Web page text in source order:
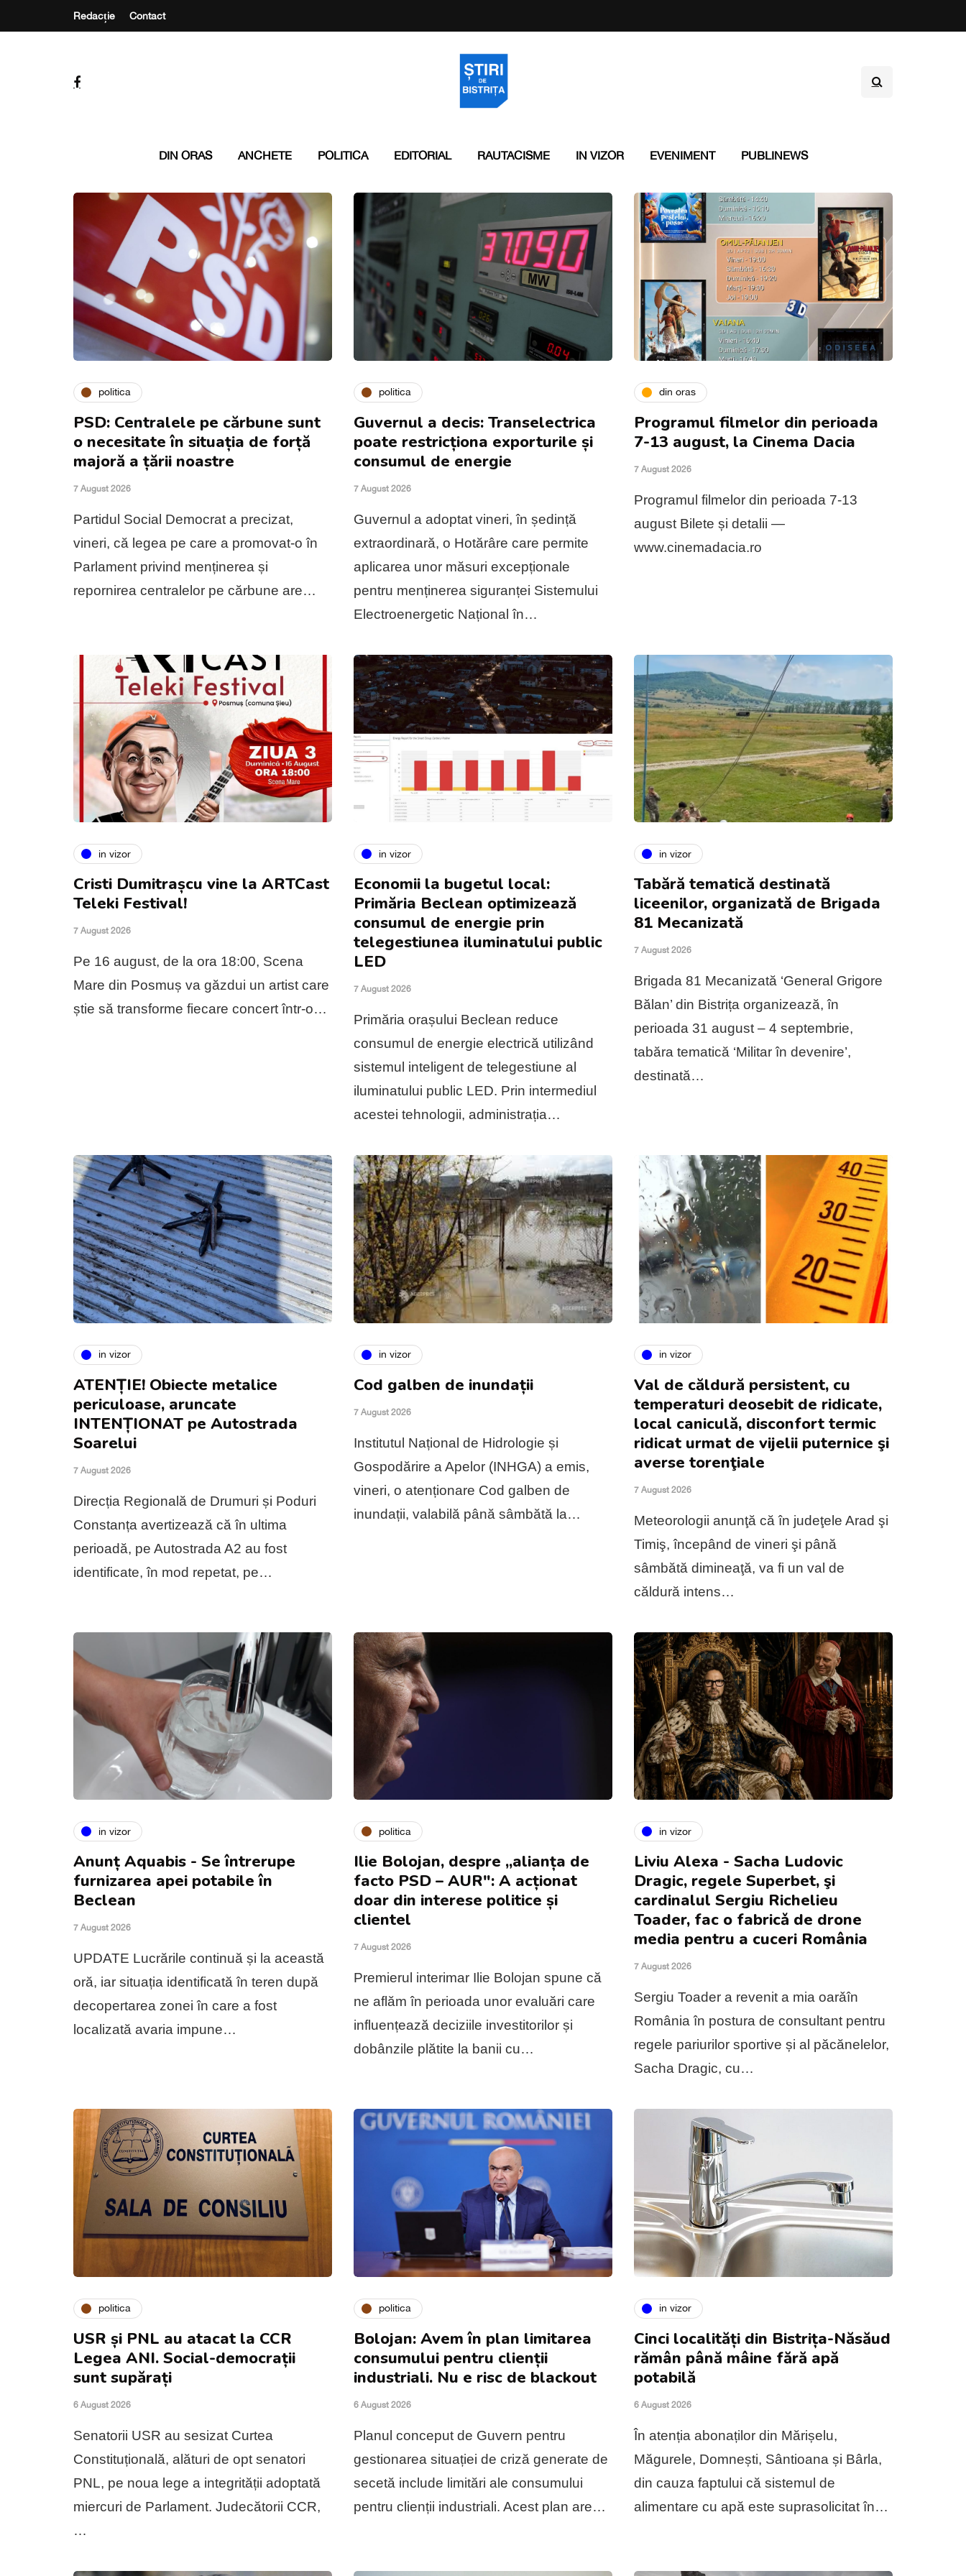
Redacție Contact
DIN ORAS ANCHETE POLITICA EDITORIAL RAUTACISME IN VIZOR EVENIMENT PUBLINEWS
politica
PSD: Centralele pe cărbune sunt
o necesitate în situația de forță
majoră a țării noastre
7 August 2026
Partidul Social Democrat a precizat,
vineri, că legea pe care a promovat-o în
Parlament privind menținerea și
repornirea centralelor pe cărbune are…
politica
Guvernul a decis: Transelectrica
poate restricționa exporturile și
consumul de energie
7 August 2026
Guvernul a adoptat vineri, în ședință
extraordinară, o Hotărâre care permite
aplicarea unor măsuri excepționale
pentru menținerea siguranței Sistemului
Electroenergetic Național în…
din oras
Programul filmelor din perioada
7-13 august, la Cinema Dacia
7 August 2026
Programul filmelor din perioada 7-13
august Bilete și detalii —
www.cinemadacia.ro
in vizor
Cristi Dumitrașcu vine la ARTCast
Teleki Festival!
7 August 2026
Pe 16 august, de la ora 18:00, Scena
Mare din Posmuș va găzdui un artist care
știe să transforme fiecare concert într-o…
in vizor
Economii la bugetul local:
Primăria Beclean optimizează
consumul de energie prin
telegestiunea iluminatului public
LED
7 August 2026
​Primăria orașului Beclean reduce
consumul de energie electrică utilizând
sistemul inteligent de telegestiune al
iluminatului public LED. ​Prin intermediul
acestei tehnologii, administrația…
in vizor
Tabără tematică destinată
liceenilor, organizată de Brigada
81 Mecanizată
7 August 2026
Brigada 81 Mecanizată ‘General Grigore
Bălan’ din Bistrița organizează, în
perioada 31 august – 4 septembrie,
tabăra tematică ‘Militar în devenire’,
destinată…
in vizor
ATENȚIE! Obiecte metalice
periculoase, aruncate
INTENȚIONAT pe Autostrada
Soarelui
7 August 2026
Direcția Regională de Drumuri și Poduri
Constanța avertizează că în ultima
perioadă, pe Autostrada A2 au fost
identificate, în mod repetat, pe…
in vizor
Cod galben de inundații
7 August 2026
Institutul Național de Hidrologie și
Gospodărire a Apelor (INHGA) a emis,
vineri, o atenționare Cod galben de
inundații, valabilă până sâmbătă la…
in vizor
Val de căldură persistent, cu
temperaturi deosebit de ridicate,
local caniculă, disconfort termic
ridicat urmat de vijelii puternice şi
averse torenţiale
7 August 2026
Meteorologii anunţă că în judeţele Arad şi
Timiş, începând de vineri şi până
sâmbătă dimineaţă, va fi un val de
căldură intens…
in vizor
Anunț Aquabis - Se întrerupe
furnizarea apei potabile în
Beclean
7 August 2026
UPDATE Lucrările continuă și la această
oră, iar situația identificată în teren după
decopertarea zonei în care a fost
localizată avaria impune…
politica
Ilie Bolojan, despre „alianța de
facto PSD – AUR": A acționat
doar din interese politice și
clientel
7 August 2026
Premierul interimar Ilie Bolojan spune că
ne aflăm în perioada unor evaluări care
influențează deciziile investitorilor și
dobânzile plătite la banii cu…
in vizor
Liviu Alexa - Sacha Ludovic
Dragic, regele Superbet, şi
cardinalul Sergiu Richelieu
Toader, fac o fabricǎ de drone
media pentru a cuceri România
7 August 2026
Sergiu Toader a revenit a mia oarǎîn
România în postura de consultant pentru
regele pariurilor sportive și al păcănelelor,
Sacha Dragic, cu…
politica
USR și PNL au atacat la CCR
Legea ANI. Social-democrații
sunt supărați
6 August 2026
Senatorii USR au sesizat Curtea
Constituțională, alături de opt senatori
PNL, pe noua lege a integrității adoptată
miercuri de Parlament. Judecătorii CCR,
…
politica
Bolojan: Avem în plan limitarea
consumului pentru clienții
industriali. Nu e risc de blackout
6 August 2026
Planul conceput de Guvern pentru
gestionarea situației de criză generate de
secetă include limitări ale consumului
pentru clienții industriali. Acest plan are…
in vizor
Cinci localități din Bistrița-Năsăud
rămân până mâine fără apă
potabilă
6 August 2026
În atenția abonaților din Mărișelu,
Măgurele, Domnești, Sântioana și Bârla,
din cauza faptului că sistemul de
alimentare cu apă este suprasolicitat în…